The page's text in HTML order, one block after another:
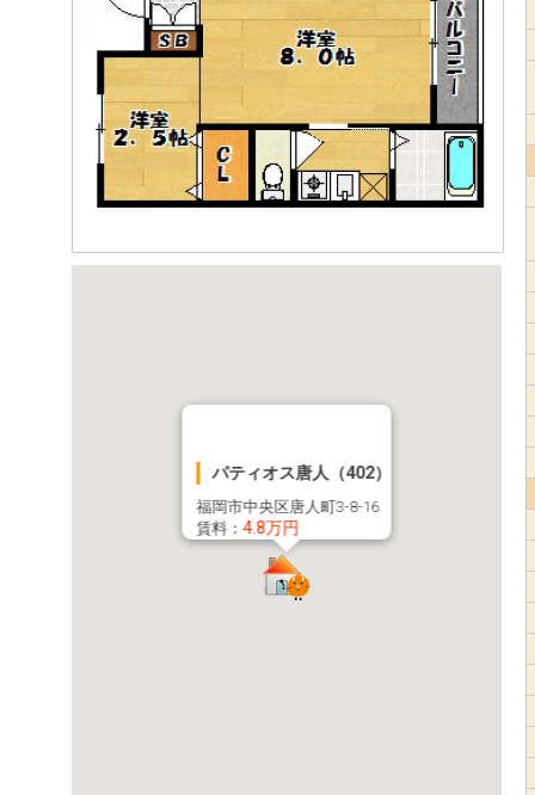
パティオス唐人（402）
福岡市中央区唐人町3-8-16
賃料：4.8万円